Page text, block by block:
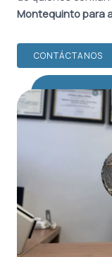
Montequinto para
CONTÁCTANOS